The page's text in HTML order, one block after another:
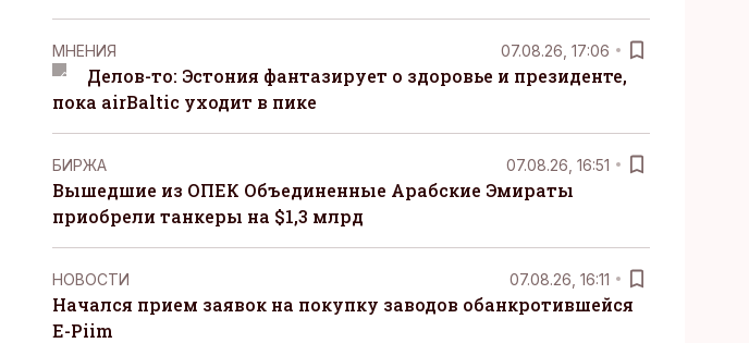
MНЕНИЯ 07.08.26, 17:06
Делов-то: Эстония фантазирует о здоровье и президенте,
пока airBaltic уходит в пике
БИРЖА 07.08.26, 16:51
Вышедшие из ОПЕК Объединенные Арабские Эмираты
приобрели танкеры на $1,3 млрд
НОВОСТИ 07.08.26, 16:11
Начался прием заявок на покупку заводов обанкротившейся
E-Piim